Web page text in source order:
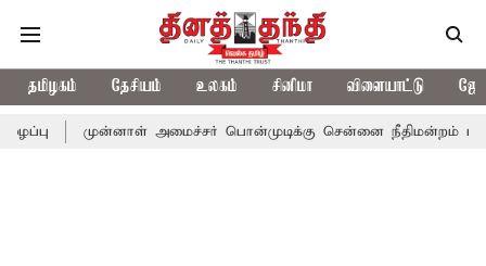
தமிழகம் தேசியம் உலகம் சினிமா விளையாட்டு
அமைச்சர் பொன்முடிக்கு சென்னை நீதிமன்றம் பிடிவாராண்ட்